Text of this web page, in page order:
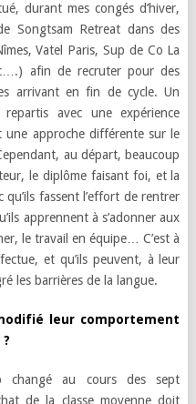
durant mes congés d’hiver,
Songtsam Retreat dans des
Vatel Paris, Sup de Co La
afin de recruter pour des
arrivant en fin de cycle. Un
avec une expérience
une approche différente sur le
au départ, beaucoup
le diplôme faisant foi, et la
fassent l’effort de rentrer
apprennent à s’adonner aux
le travail en équipe… C’est à
et qu’ils peuvent, à leur
les barrières de la langue.
leur comportement
changé au cours des sept
de la classe moyenne doit